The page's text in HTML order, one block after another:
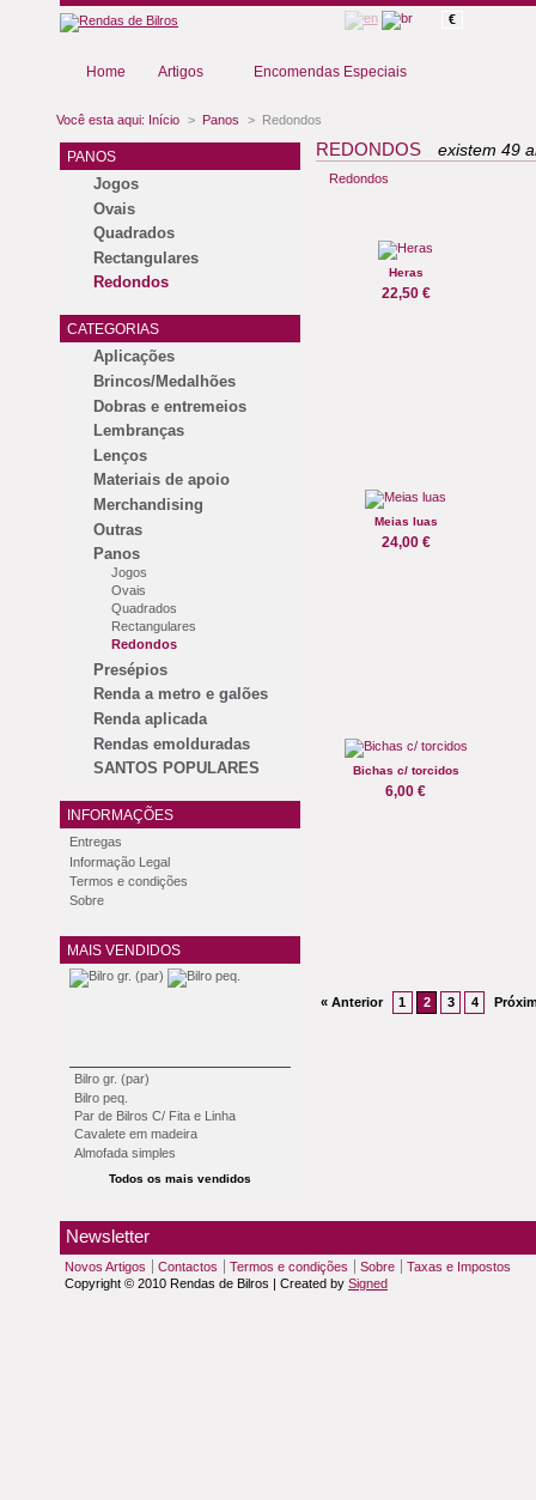
€
Home Artigos Encomendas Especiais
PANOS
Jogos
Ovais
Quadrados
Rectangulares
Redondos
CATEGORIAS
Aplicações
Brincos/Medalhões
Dobras e entremeios
Lembranças
Lenços
Materiais de apoio
Merchandising
Outras
Panos
Jogos
Ovais
Quadrados
Rectangulares
Redondos
Presépios
Renda a metro e galões
Renda aplicada
Rendas emolduradas
SANTOS POPULARES
INFORMAÇÕES
Entregas
Informação Legal
Termos e condições
Sobre
MAIS VENDIDOS
Bilro gr. (par)
Bilro peq.
Par de Bilros C/ Fita e Linha
Cavalete em madeira
Almofada simples
Todos os mais vendidos
Você esta aqui: Início > Panos > Redondos
REDONDOS existem 49
Redondos
Heras
22,50 €
Meias luas
24,00 €
Bichas c/ torcidos
6,00 €
« Anterior 1 2 3 4
Newsletter
Novos Artigos Contactos Termos e condições Sobre
Taxas e Impostos
Copyright © 2010 Rendas de Bilros | Created by Signed